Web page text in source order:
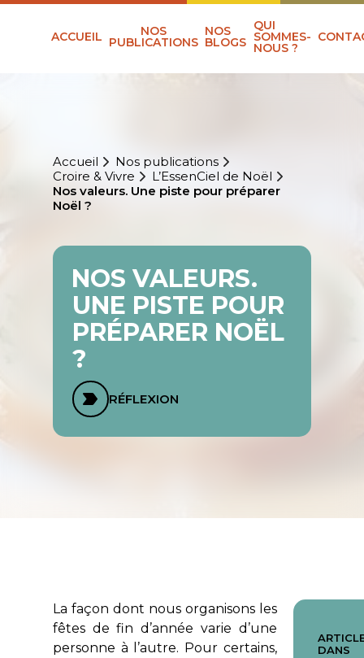
ACCUEIL NOS
PUBLICATIONS
NOS
BLOGS
QUI
SOMMES-
NOUS ?
Accueil
Nos publications
Croire & Vivre
L’EssenCiel de Noël
Nos valeurs. Une piste pour préparer
Noël ?
NOS VALEURS.
UNE PISTE POUR
PRÉPARER NOËL
?
RÉFLEXION
La façon dont nous organisons les
fêtes de fin d’année varie d’une
personne à l’autre. Pour certains,
DANS